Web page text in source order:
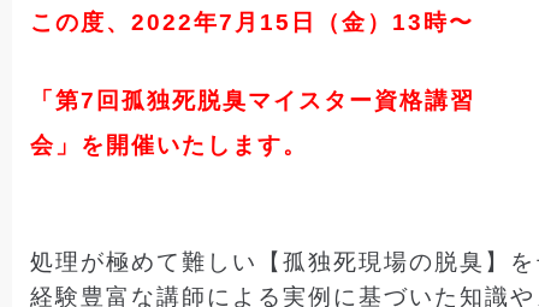
この度、2022年7月15日（金）13時〜
「第7回孤独死脱臭マイスター資格講習
会」を開催いたします。
処理が極めて難しい【孤独死現場の脱臭】